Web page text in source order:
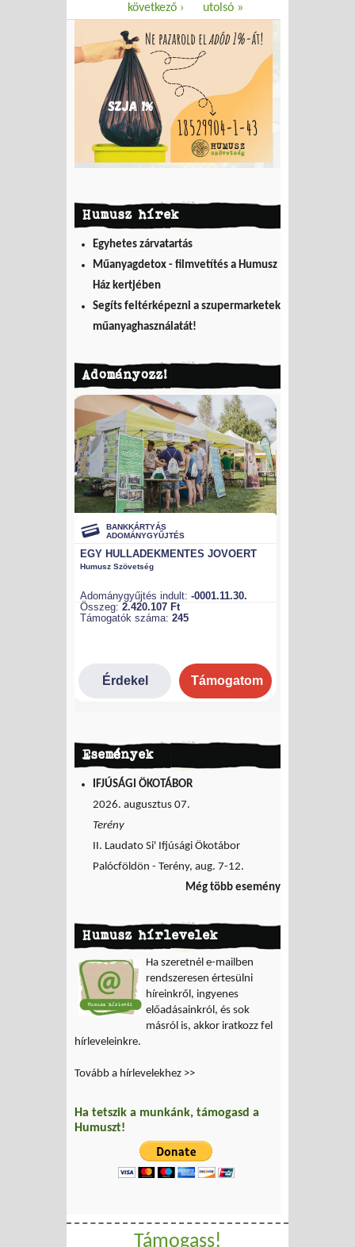
következő ›
utolsó »
Humusz hírek
Egyhetes zárvatartás
Műanyagdetox - filmvetítés a Humusz
Ház kertjében
Segíts feltérképezni a szupermarketek
műanyaghasználatát!
Adományozz!
Események
IFJÚSÁGI ÖKOTÁBOR
2026. augusztus 07.
Terény
II. Laudato Si' Ifjúsági Ökotábor
Palócföldön - Terény, aug. 7-12.
Még több esemény
Humusz hírlevelek
Ha szeretnél e-mailben
rendszeresen értesülni
híreinkről, ingyenes
előadásainkról, és sok
másról is, akkor iratkozz fel
hírleveleinkre.
Tovább a hírlevelekhez >>
Ha tetszik a munkánk, támogasd a
Humuszt!
Támogass!